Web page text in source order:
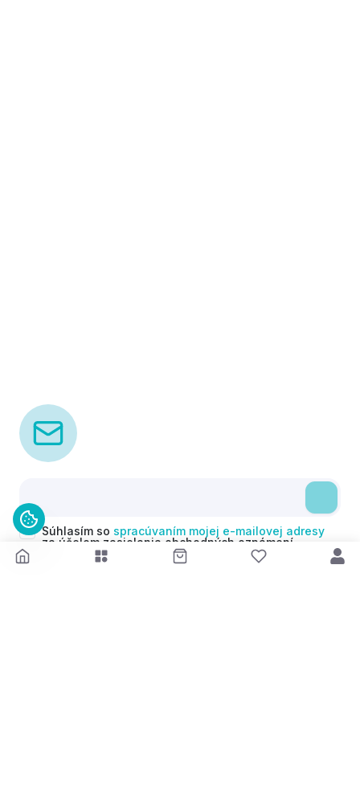
Súhlasím so spracúvaním mojej e-mailovej adresy
za účelom zasielania obchodných oznámení
(newsletterov) v súlade s čl. 6 ods. 1 písm. a)
Nariadenia GDPR. Svoj súhlas môžem kedykoľvek